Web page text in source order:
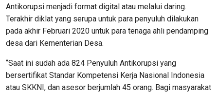
Antikorupsi menjadi format digital atau melalui daring.
Terakhir diklat yang serupa untuk para penyuluh dilakukan
pada akhir Februari 2020 untuk para tenaga ahli pendamping
desa dari Kementerian Desa.
“Saat ini sudah ada 824 Penyuluh Antikorupsi yang
bersertifikat Standar Kompetensi Kerja Nasional Indonesia
atau SKKNI, dan asesor berjumlah 45 orang. Bagi masyarakat